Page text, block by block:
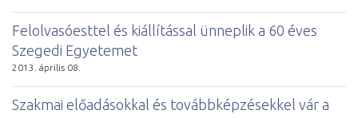
Felolvasóesttel és kiállítással ünneplik a 60 éves
Szegedi Egyetemet
2013. április 08.
Szakmai előadásokkal és továbbképzésekkel vár a